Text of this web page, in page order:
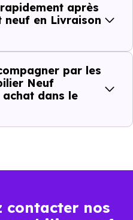
change pour vous
bien tel qu’il est
des biens réels
après
neuf en Livraison
par les
Neuf
dans le
contacter nos